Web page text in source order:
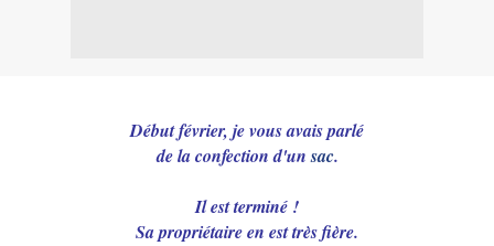
Début février, je vous avais parlé
de la confection d'unsac.
Il est terminé !
Sa propriétaire en est très fière.